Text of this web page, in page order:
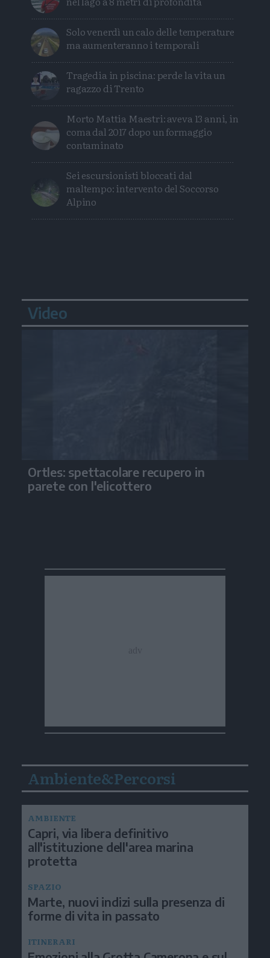
Solo venerdì un calo delle temperature
ma aumenteranno i temporali
Tragedia in piscina: perde la vita un
ragazzo di Trento
Morto Mattia Maestri: aveva 13 anni, in
coma dal 2017 dopo un formaggio
contaminato
Sei escursionisti bloccati dal
maltempo: intervento del Soccorso
Alpino
Video
Ortles: spettacolare recupero in
parete con l'elicottero
Ambiente&Percorsi
AMBIENTE
Capri, via libera definitivo
all'istituzione dell'area marina
protetta
SPAZIO
Marte, nuovi indizi sulla presenza di
forme di vita in passato
ITINERARI